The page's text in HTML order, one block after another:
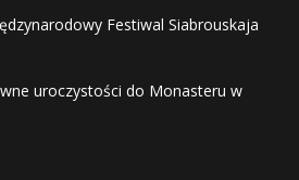
Festiwal Siabrouskaja
uroczystości do Monasteru w